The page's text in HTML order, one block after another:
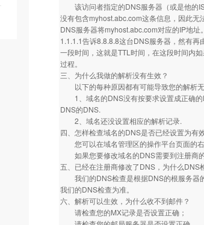
该访问者指定的DNS服务器（或是他的
没有包含myhost.abc.com这条信息，因此
DNS服务器将myhost.abc.com对应的IP地址。
1.1.1.1告诉8.8.8.8这台DNS服务器，然有
一段时间，这就是TTL时间，在这段时间内
过程。
三、为什么我做的解析没有生效？
以下的每种原因都有可能导致您的解析无
1、域名的DNS没有按要求设置成正确的
DNS的DNS.
2、域名还没设置相应的解析记录.
四、怎样检查域名的DNS是否已经设置为有
您可以在域名管理区的操作平台页面的右
如果您要修改域名的DNS需要到注册商的
五、已经在注册商修改了DNS，为什么DNS
我们的DNS检查是根据DNS的根服务器
我们的DNS检查为准。
六、解析可以生效，为什么收不到邮件？
请检查您的MX记录是否设置正确；